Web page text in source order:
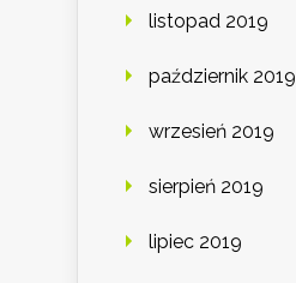
listopad 2019
październik 2019
wrzesień 2019
sierpień 2019
lipiec 2019